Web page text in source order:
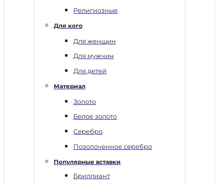
Религиозные
Для кого
Для женщин
Для мужчин
Для детей
Материал
Золото
Белое золото
Серебро
Позолоченное серебро
Популярные вставки
Бриллиант